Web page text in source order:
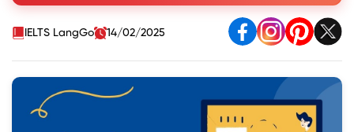
IELTS LangGo 14/02/2025